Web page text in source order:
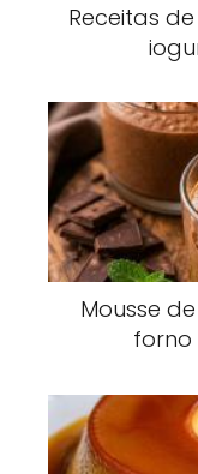
Receitas
Mousse
forno